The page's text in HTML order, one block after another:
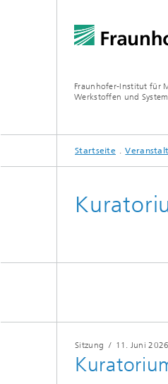
Fraunhofer-Institut für
Werkstoffen und
IMWS - DAS
KONTAKT
PRESSE
Startseite
Sitzung / 11. Juni 2026